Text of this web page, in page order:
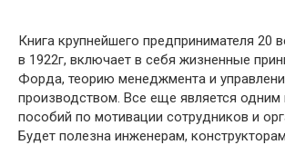
Книга крупнейшего предпринимателя 20
в 1922г, включает в себя жизненные
Форда, теорию менеджмента и
производством. Все еще является одним
пособий по мотивации сотрудников и
Будет полезна инженерам,